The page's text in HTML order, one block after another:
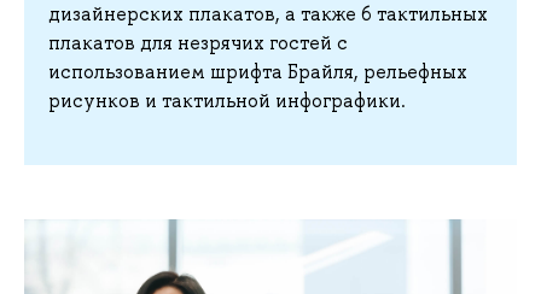
дизайнерских плакатов, а также 6 тактильных
плакатов для незрячих гостей с
использованием шрифта Брайля, рельефных
рисунков и тактильной инфографики.